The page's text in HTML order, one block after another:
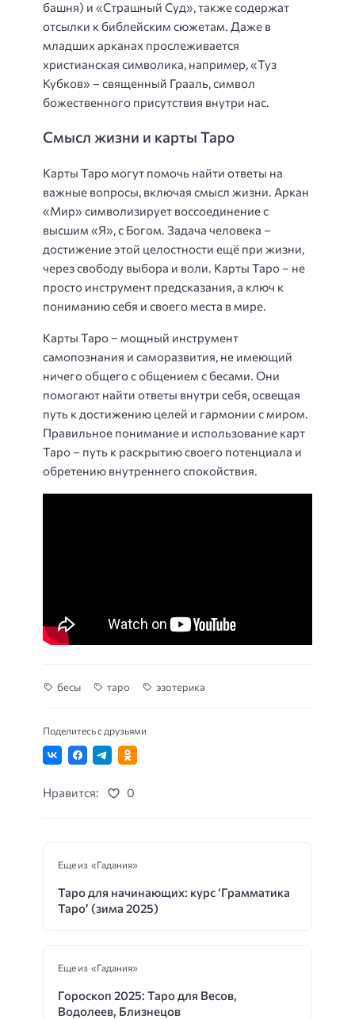
башня) и «Страшный Суд», также содержат
отсылки к библейским сюжетам. Даже в
младших арканах прослеживается
христианская символика, например, «Туз
Кубков» – священный Грааль, символ
божественного присутствия внутри нас.
Смысл жизни и карты Таро
Карты Таро могут помочь найти ответы на
важные вопросы, включая смысл жизни. Аркан
«Мир» символизирует воссоединение с
высшим «Я», с Богом. Задача человека –
достижение этой целостности ещё при жизни,
через свободу выбора и воли. Карты Таро – не
просто инструмент предсказания, а ключ к
пониманию себя и своего места в мире.
Карты Таро – мощный инструмент
самопознания и саморазвития, не имеющий
ничего общего с общением с бесами. Они
помогают найти ответы внутри себя, освещая
путь к достижению целей и гармонии с миром.
Правильное понимание и использование карт
Таро – путь к раскрытию своего потенциала и
обретению внутреннего спокойствия.
бесы таро эзотерика
Поделитесь с друзьями
Нравится: 0
Еще из «Гадания»
Таро для начинающих: курс ‘Грамматика
Таро’ (зима 2025)
Еще из «Гадания»
Гороскоп 2025: Таро для Весов,
Водолеев, Близнецов